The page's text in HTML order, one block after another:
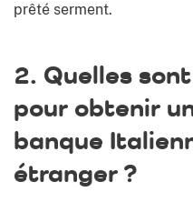
prêté serment.
2. Quelles
pour obtenir
banque
étranger ?